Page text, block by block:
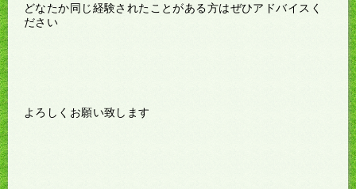
どなたか同じ経験されたことがある方はぜひアドバイスく
ださい
よろしくお願い致します